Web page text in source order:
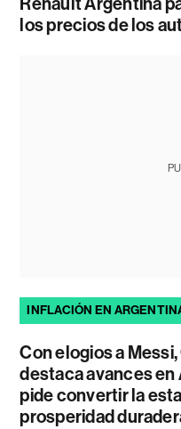
los precios de los
INFLACIÓN EN
Con elogios a
destaca avances en
pide convertir la
prosperidad